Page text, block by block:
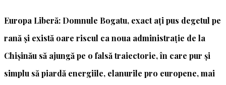
Europa Liberă: Domnule Bogatu, exact ați pus degetul pe
rană și există oare riscul ca noua administrație de la
Chișinău să ajungă pe o falsă traiectorie, în care pur și
simplu să piardă energiile, elanurile pro europene, mai